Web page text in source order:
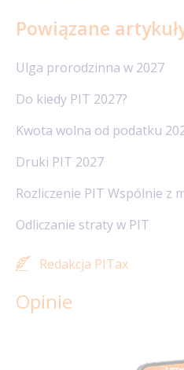
Powiązane
Ulga prorodzinna w 2027
Do kiedy PIT 2027?
Kwota wolna od podatku
Druki PIT 2027
Rozliczenie PIT Wspólnie z
Odliczanie straty w PIT
Redakcja PITax
Opinie